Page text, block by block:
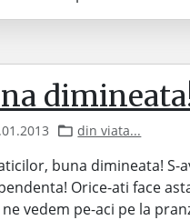
din viata...
buna dimineata! S-
Orice-ati face
vedem pe-aci pe la